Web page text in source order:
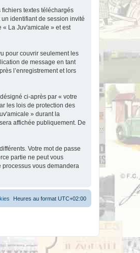
textes téléchargés
identifiant de session invité
La Juv'amicale » et est
pour couvrir seulement les
de message en tant
l’enregistrement et lors
ci-après par « votre
les lois de protection des
» durant la
affichée publiquement. De
Votre mot de passe
partie ne peut vous
processus vous demandera
Heures au format UTC+02:00